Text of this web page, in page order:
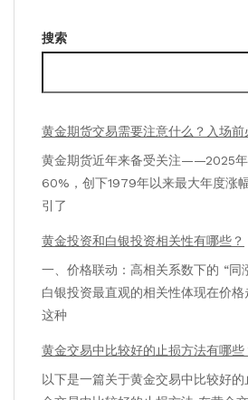
搜索
黄金期货交易需要注意什么？入场
黄金期货近年来备受关注——2025年
60%，创下1979年以来最大年度涨
引了
黄金投资和白银投资相关性有哪些？
一、价格联动：高相关系数下的 “同
白银投资最直观的相关性体现在价格
这种
黄金交易中比较好的止损方法有哪些
以下是一篇关于黄金交易中比较好